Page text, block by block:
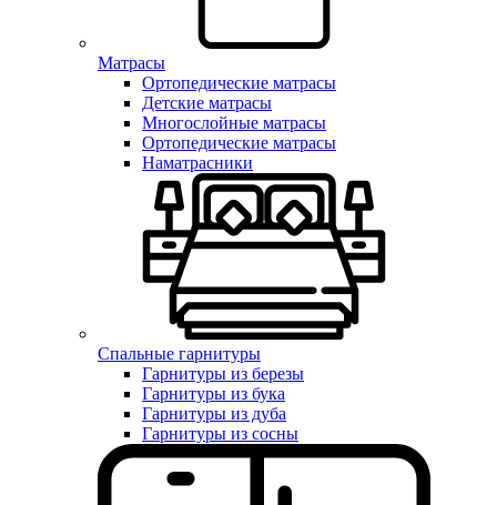
Матрасы
Ортопедические матрасы
Детские матрасы
Многослойные матрасы
Ортопедические матрасы
Наматрасники
Спальные гарнитуры
Гарнитуры из березы
Гарнитуры из бука
Гарнитуры из дуба
Гарнитуры из сосны